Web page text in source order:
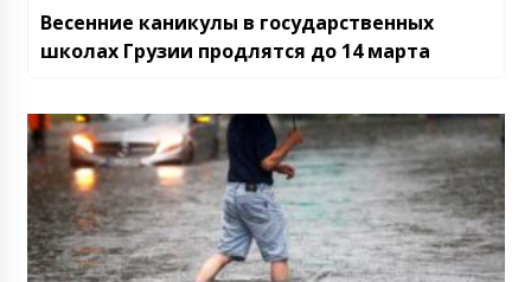
Весенние каникулы в государственных
школах Грузии продлятся до 14 марта